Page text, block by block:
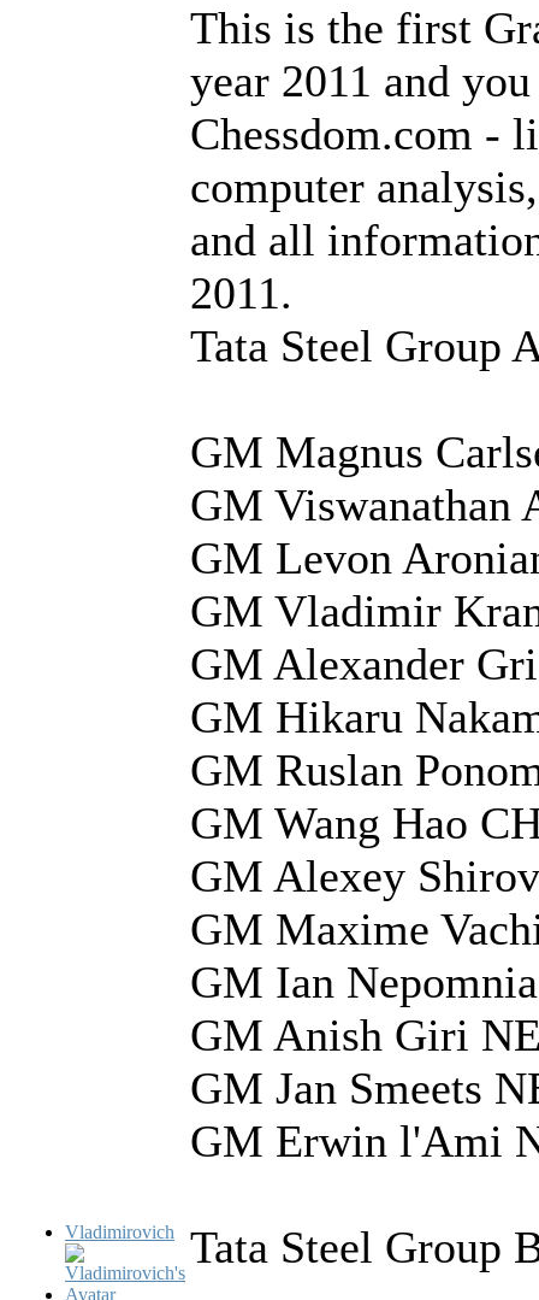
Vladimirovich
This is the first
year 2011 and
Chessdom.com -
computer
and all
2011.
Tata Steel Group
GM Magnus
GM Viswanathan
GM Levon
GM Vladimir
GM Alexander
GM Hikaru
GM Ruslan
GM Wang Hao
GM Alexey
GM Maxime
GM Ian
GM Anish Giri
GM Jan Smeets
GM Erwin l'Ami
Tata Steel Group